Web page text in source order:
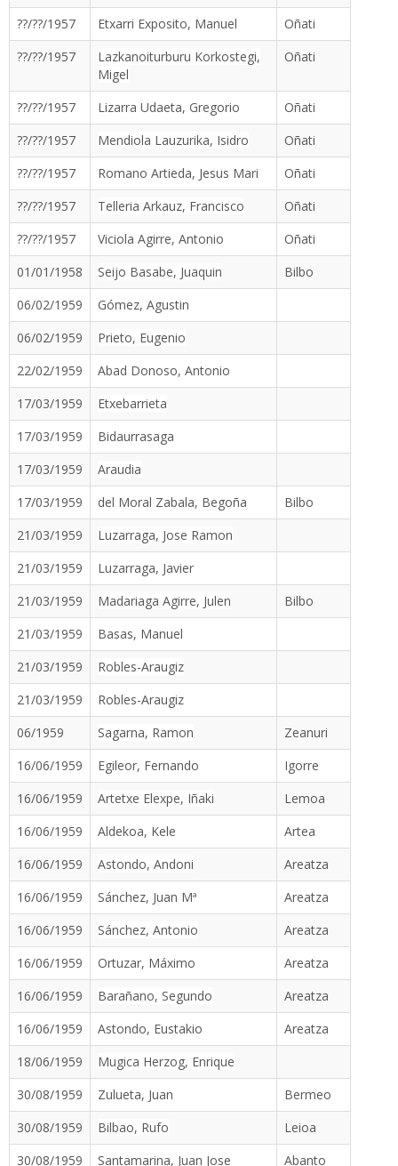
??/??/1957
Etxarri Exposito, Manuel
Oñati
??/??/1957
Lazkanoiturburu Korkostegi,
Migel
Oñati
??/??/1957 Lizarra Udaeta, Gregorio
Oñati
??/??/1957
Mendiola Lauzurika, Isidro
Oñati
??/??/1957
Romano Artieda, Jesus Mari
Oñati
??/??/1957
Telleria Arkauz, Francisco
Oñati
??/??/1957
Viciola Agirre, Antonio
Oñati
01/01/1958
Seijo Basabe, Juaquin
Bilbo
06/02/1959
Gómez, Agustin
06/02/1959
Prieto, Eugenio
22/02/1959
Abad Donoso, Antonio
17/03/1959
Etxebarrieta
17/03/1959
Bidaurrasaga
17/03/1959
Araudia
17/03/1959
del Moral Zabala, Begoña
Bilbo
21/03/1959
Luzarraga, Jose Ramon
21/03/1959
Luzarraga, Javier
21/03/1959
Madariaga Agirre, Julen
Bilbo
21/03/1959
Basas, Manuel
21/03/1959
Robles-Araugiz
21/03/1959
Robles-Araugiz
06/1959
Sagarna, Ramon
Zeanuri
16/06/1959
Egileor, Fernando
Igorre
16/06/1959
Artetxe Elexpe, Iñaki
Lemoa
16/06/1959
Aldekoa, Kele
Artea
16/06/1959
Astondo, Andoni
Areatza
16/06/1959
Sánchez, Juan Mª
Areatza
16/06/1959
Sánchez, Antonio
Areatza
16/06/1959
Ortuzar, Máximo
Areatza
16/06/1959
Barañano, Segundo
Areatza
16/06/1959
Astondo, Eustakio
Areatza
18/06/1959
Mugica Herzog, Enrique
30/08/1959
Zulueta, Juan
Bermeo
30/08/1959
Bilbao, Rufo
Leioa
30/08/1959
Santamarina, Juan Jose
Abanto